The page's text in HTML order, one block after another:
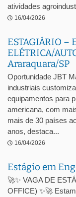
atividades
16/04/2026
ESTAGIÁRIO –
ELÉTRICA/
Araraquara/SP
Oportunidade JBT
industriais
equipamentos para
americana, com
mais de 30 países
anos, destaca...
16/04/2026
Estágio em
🚀✨ VAGA DE
OFFICE) ✨🚀